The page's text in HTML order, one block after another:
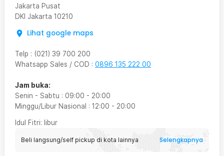
Jakarta Pusat
DKI Jakarta 10210
Lihat google maps
Telp : (021) 39 700 200
Whatsapp Sales / COD : 0896 135 222 00
Jam buka:
Senin - Sabtu : 09:00 - 20:00
Minggu/Libur Nasional : 12:00 - 20:00
Idul Fitri: libur
Beli langsung/self pickup di kota lainnya Selengkapnya